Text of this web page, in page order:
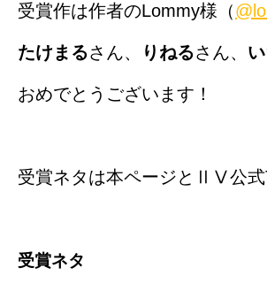
受賞作は作者のLommy様（
たけまるさん、 りねるさん、
おめでとうございます！
受賞ネタは本ページとⅡⅤ公式
受賞ネタ